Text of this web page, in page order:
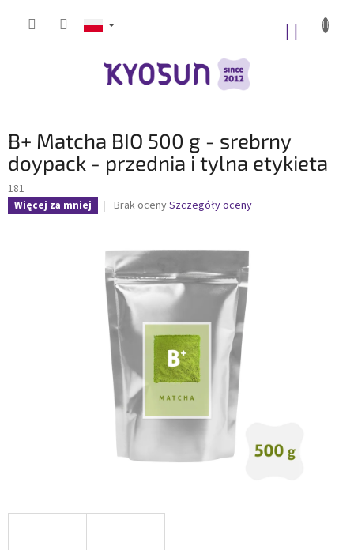
B+ Matcha BIO 500 g - srebrny
doypack - przednia i tylna etykieta
181
Więcej za mniej
Średnia
wynosi
0,0
na
5
gwiazdek.
Brak ocenySzczegóły oceny